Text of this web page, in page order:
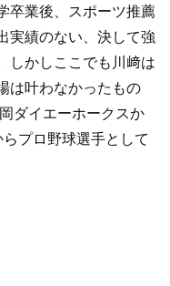
卒業後、スポーツ推薦
実績のない、決して強
しかしここでも川﨑は
は叶わなかったもの
ダイエーホークスか
プロ野球選手として